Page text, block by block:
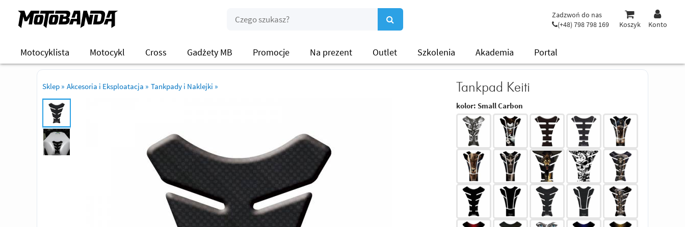
Zadzwoń do nas
(+48) 798 798 169
Koszyk Konto
Motocyklista Motocykl Cross Gadżety MB Promocje Na prezent Outlet Szkolenia Akademia Portal
Sklep » Akcesoria i Eksploatacja » Tankpady i Naklejki » Tankpad Keiti
kolor: Small Carbon